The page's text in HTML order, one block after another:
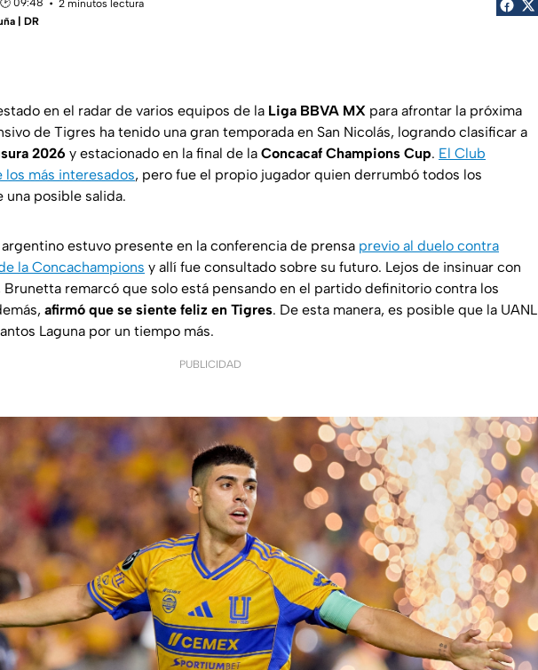
09:48
2 minutos lectura
| DR
en el radar de varios equipos de la Liga BBVA MX para afrontar la próxima
de Tigres ha tenido una gran temporada en San Nicolás, logrando clasificar a
2026 y estacionado en la final de la Concacaf Champions Cup. El Club
los más interesados, pero fue el propio jugador quien derrumbó todos los
una posible salida.
estuvo presente en la conferencia de prensa previo al duelo contra
la Concachampions y allí fue consultado sobre su futuro. Lejos de insinuar con
Brunetta remarcó que solo está pensando en el partido definitorio contra los
afirmó que se siente feliz en Tigres. De esta manera, es posible que la UANL
Laguna por un tiempo más.
PUBLICIDAD